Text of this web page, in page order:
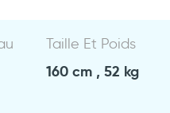
Taille Et Poids
160 cm , 52 kg